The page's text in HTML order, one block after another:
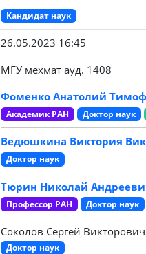
Кандидат наук
26.05.2023 16:45
МГУ мехмат ауд. 1408
Фоменко Анатолий
Академик РАН Доктор наук
Ведюшкина Виктория
Доктор наук
Тюрин Николай
Профессор РАН Доктор наук
Соколов Сергей Викторович
Доктор наук